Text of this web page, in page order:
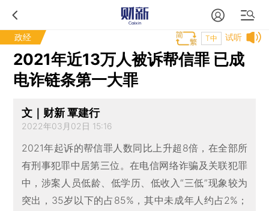
政经 试听
T中
2021年近13万人被诉帮信罪 已成
电诈链条第一大罪
文｜财新 覃建行
2022年03月02日 15:16
2021年起诉的帮信罪人数同比上升超8倍，在全部所
有刑事犯罪中居第三位。在电信网络诈骗及关联犯罪
中，涉案人员低龄、低学历、低收入“三低”现象较为
突出，35岁以下的占85%，其中未成年人约占2%；